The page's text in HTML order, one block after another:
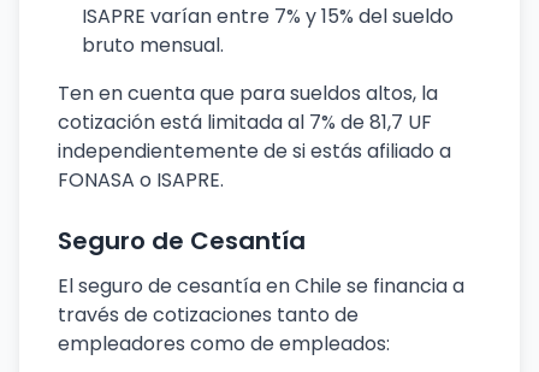
ISAPRE varían entre 7% y 15% del sueldo
bruto mensual.
Ten en cuenta que para sueldos altos, la
cotización está limitada al 7% de 81,7 UF
independientemente de si estás afiliado a
FONASA o ISAPRE.
Seguro de Cesantía
El seguro de cesantía en Chile se financia a
través de cotizaciones tanto de
empleadores como de empleados: